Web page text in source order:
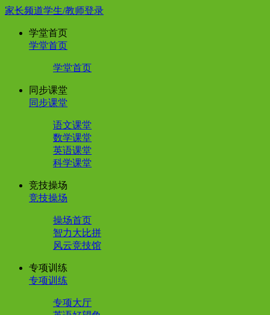
家长频道学生/教师登录
学堂首页
学堂首页
学堂首页
同步课堂
同步课堂
语文课堂
数学课堂
英语课堂
科学课堂
竞技操场
竞技操场
操场首页
智力大比拼
风云竞技馆
专项训练
专项训练
专项大厅